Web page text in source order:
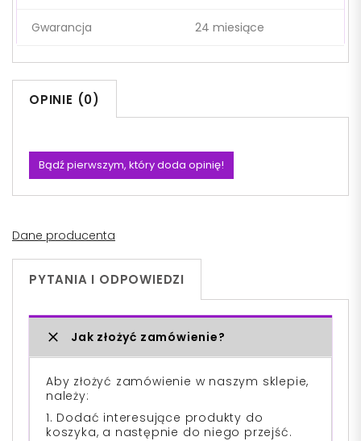
Gwarancja 24 miesiące
OPINIE (0)
Bądź pierwszym, który doda opinię!
Dane producenta
PYTANIA I ODPOWIEDZI
Jak złożyć zamówienie?
Aby złożyć zamówienie w naszym sklepie,
należy:
1. Dodać interesujące produkty do
koszyka, a następnie do niego przejść.